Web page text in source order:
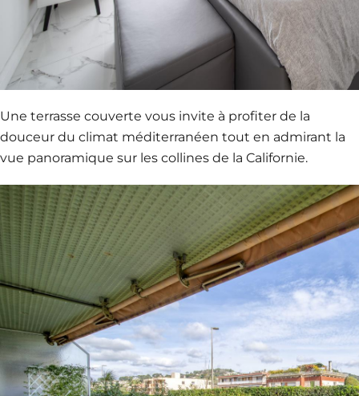
Une terrasse couverte vous invite à profiter de la
douceur du climat méditerranéen tout en admirant la
vue panoramique sur les collines de la Californie.